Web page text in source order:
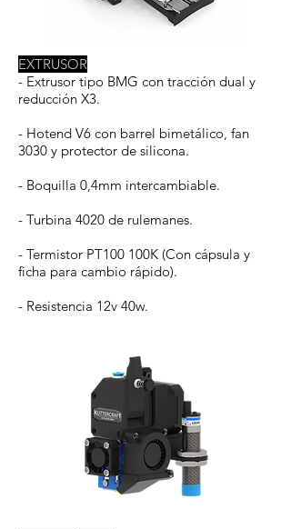
EXTRUSOR
- Extrusor tipo BMG con tracción dual y
reducción X3.
- Hotend V6 con barrel bimetálico, fan
3030 y protector de silicona.
- Boquilla 0,4mm intercambiable.
- Turbina 4020 de rulemanes.
- Termistor PT100 100K (Con cápsula y
ficha para cambio rápido).
- Resistencia 12v 40w.